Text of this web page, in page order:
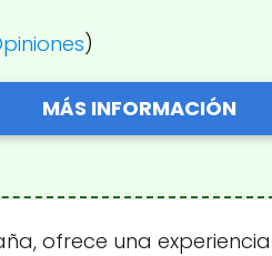
)
MÁS INFORMACIÓN
ofrece una